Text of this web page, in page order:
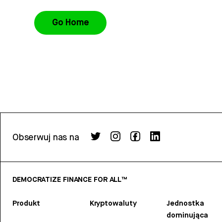
Go Home
Obserwuj nas na
DEMOCRATIZE FINANCE FOR ALL™
Produkt Kryptowaluty
Jednostka
dominująca